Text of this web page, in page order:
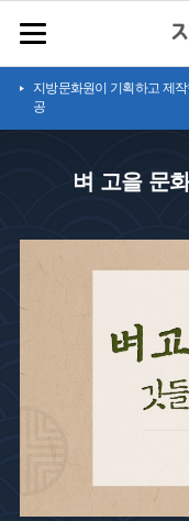
지방문화원이 기획하고 제
공
벼 고을 문